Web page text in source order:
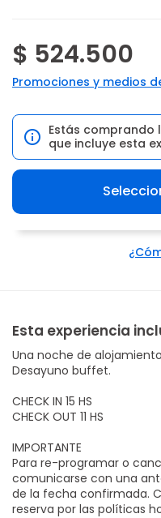
$ 524.500
Promociones y medios
Estás comprando
que incluye esta
Esta experiencia
Una noche de
Desayuno buffet.
CHECK IN 15 HS
CHECK OUT 11 HS
IMPORTANTE
Para re-programar o
comunicarse con una
de la fecha confirmada.
reserva por las políticas